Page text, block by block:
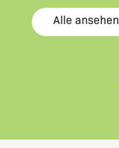
Alle ansehen